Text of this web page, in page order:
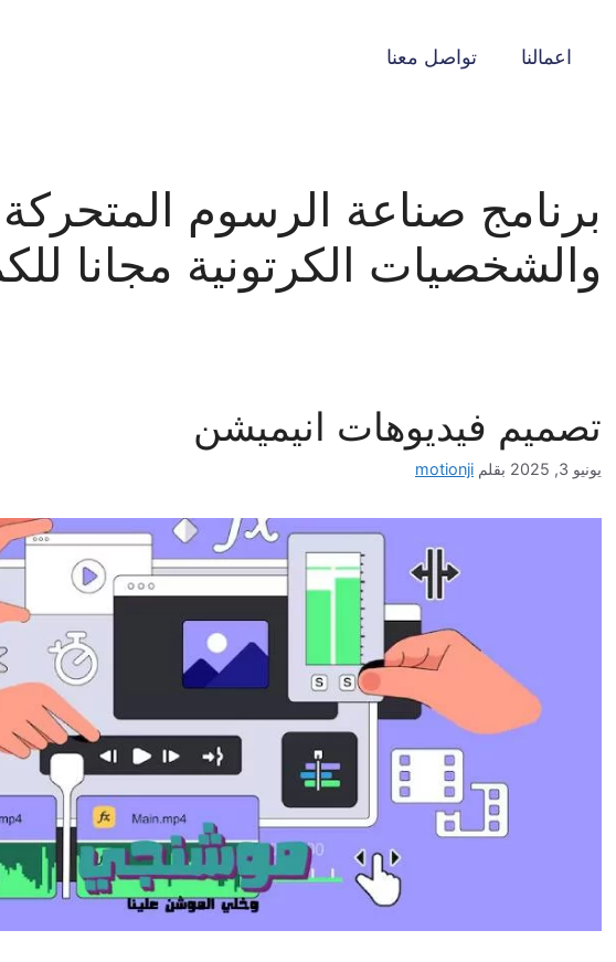
اعمالنا تواصل معنا
برنامج صناعة الرسوم المتحركة
والشخصيات الكرتونية مجانا
تصميم فيديوهات انيميشن
يونيو 3, 2025 بقلم motionji